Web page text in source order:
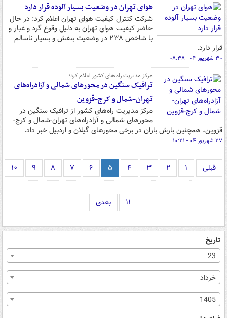
هوای تهران در وضعیت بسیار آلوده قرار دارد
شرکت کنترل کیفیت هوای تهران اعلام کرد: در حال
حاضر کیفیت هوای تهران به دلیل وقوع گرد و غبار و
با شاخص ۲۳۸ در وضعیت بنفش و بسیار ناسالم
قرار دارد.
۳۰ شهریور ۰۴ - ۰۸:۳۸
مرکز مدیریت راه های کشور اعلام کرد؛
ترافیک سنگین در محورهای شمالی و آزادراه‌های
تهران-شمال و کرج-قزوین
مرکز مدیریت راه‌های کشور از ترافیک سنگین در
محورهای شمالی و آزادراه‌های تهران-شمال و کرج-
قزوین، همچنین بارش باران در برخی محورهای گیلان و اردبیل خبر داد.
۲۷ شهریور ۰۴ - ۱۰:۲۱
قبلی ۱ ۲ ۳ ۴ ۵ ۶ ۷ ۸ ۹ ۱۰
۱۱ بعدی
تاریخ
23
خرداد
1405